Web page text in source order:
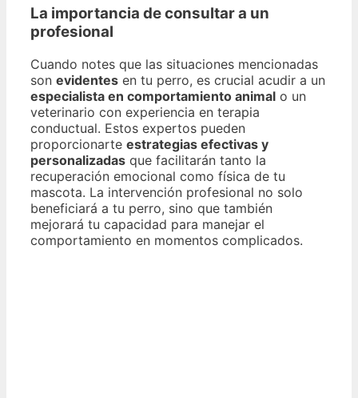
La importancia de consultar a un
profesional
Cuando notes que las situaciones mencionadas
son evidentes en tu perro, es crucial acudir a un
especialista en comportamiento animal o un
veterinario con experiencia en terapia
conductual. Estos expertos pueden
proporcionarte estrategias efectivas y
personalizadas que facilitarán tanto la
recuperación emocional como física de tu
mascota. La intervención profesional no solo
beneficiará a tu perro, sino que también
mejorará tu capacidad para manejar el
comportamiento en momentos complicados.